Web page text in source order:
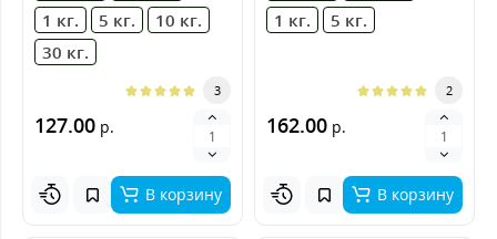
1 кг.
5 кг.
10 кг.
30 кг.
3
127.00 р.
В корзину
1 кг.
5 кг.
2
162.00 р.
В корзину